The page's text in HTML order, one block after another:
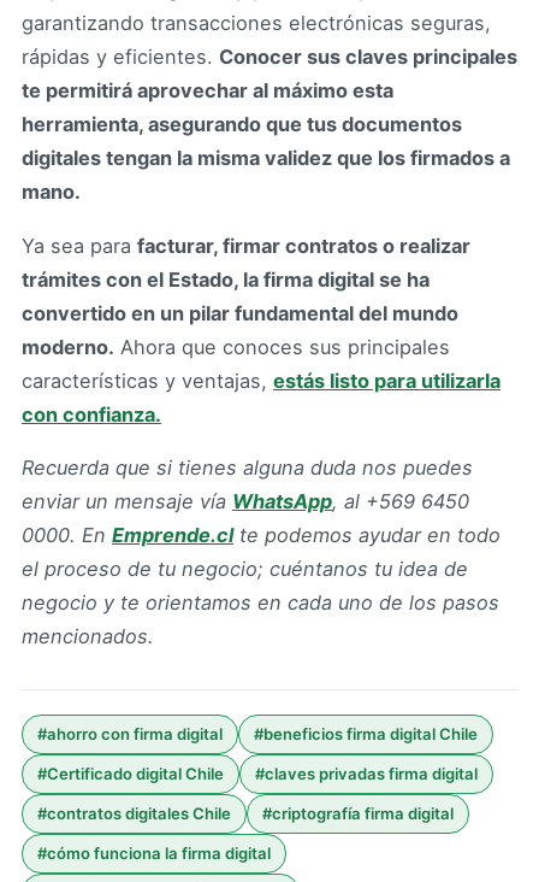
garantizando transacciones electrónicas seguras,
rápidas y eficientes. Conocer sus claves principales
te permitirá aprovechar al máximo esta
herramienta, asegurando que tus documentos
digitales tengan la misma validez que los firmados a
mano.
Ya sea para facturar, firmar contratos o realizar
trámites con el Estado, la firma digital se ha
convertido en un pilar fundamental del mundo
moderno. Ahora que conoces sus principales
características y ventajas, estás listo para utilizarla
con confianza.
Recuerda que si tienes alguna duda nos puedes
enviar un mensaje vía WhatsApp, al +569 6450
0000. En Emprende.clte podemos ayudar en todo
el proceso de tu negocio; cuéntanos tu idea de
negocio y te orientamos en cada uno de los pasos
mencionados.
#ahorro con firma digital #beneficios firma digital Chile
#Certificado digital Chile #claves privadas firma digital
#contratos digitales Chile #criptografía firma digital
#cómo funciona la firma digital